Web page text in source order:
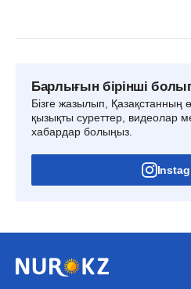
Барлығын бірінші
Бізге жазылып, Қазақстанның
қызықты суреттер, видеолар
хабардар болыңыз.